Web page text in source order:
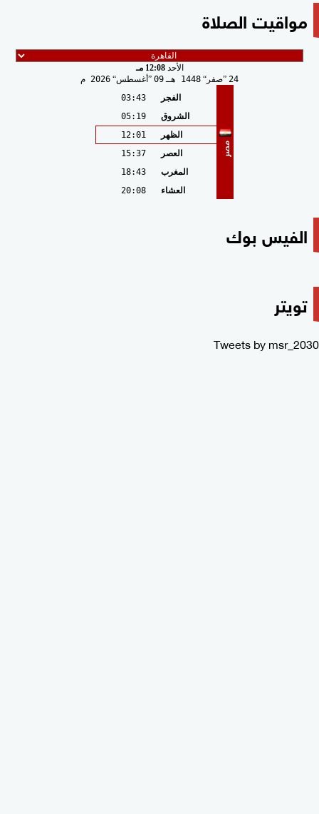
مواقيت الصلاة
الأحد12:08 مـ
24 صفر 1448 هـ 09 أغسطس 2026 م
مصر
الفجر
03:43
الشروق
05:19
الظهر
12:01
العصر
15:37
المغرب
18:43
العشاء
20:08
الفيس بوك
تويتر
Tweets by msr_2030